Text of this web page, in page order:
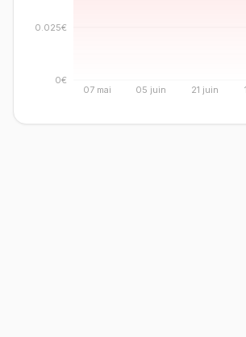
07 mai 05 juin 21 juin
0€
0.025€